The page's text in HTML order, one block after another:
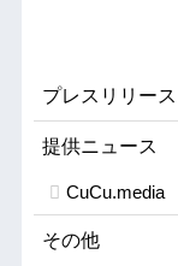
プレスリリース
提供ニュース
CuCu.media
その他